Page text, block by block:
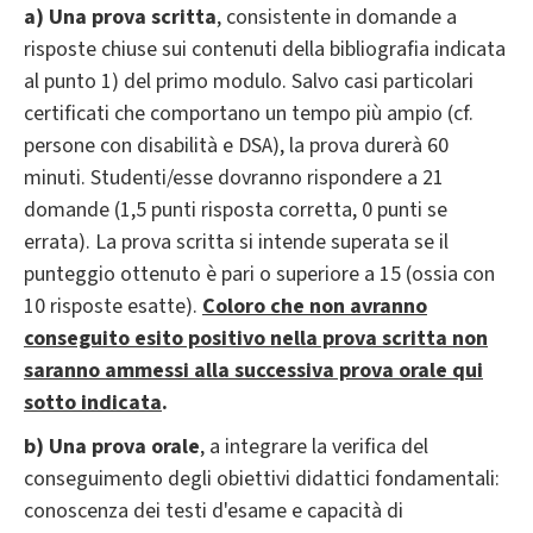
a) Una prova scritta, consistente in domande a
risposte chiuse sui contenuti della bibliografia indicata
al punto 1) del primo modulo. Salvo casi particolari
certificati che comportano un tempo più ampio (cf.
persone con disabilità e DSA), la prova durerà 60
minuti. Studenti/esse dovranno rispondere a 21
domande (1,5 punti risposta corretta, 0 punti se
errata). La prova scritta si intende superata se il
punteggio ottenuto è pari o superiore a 15 (ossia con
10 risposte esatte). Coloro che non avranno
conseguito esito positivo nella prova scritta non
saranno ammessi alla successiva prova orale qui
sotto indicata.
b) Una prova orale, a integrare la verifica del
conseguimento degli obiettivi didattici fondamentali:
conoscenza dei testi d'esame e capacità di